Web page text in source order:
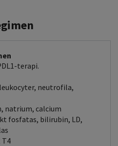
terapi.
neutrofila,
natrium, calcium
fosfatas, bilirubin, LD,